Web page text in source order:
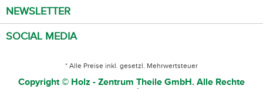
NEWSLETTER
SOCIAL MEDIA
* Alle Preise inkl. gesetzl. Mehrwertsteuer
Copyright © Holz - Zentrum Theile GmbH. Alle Rechte